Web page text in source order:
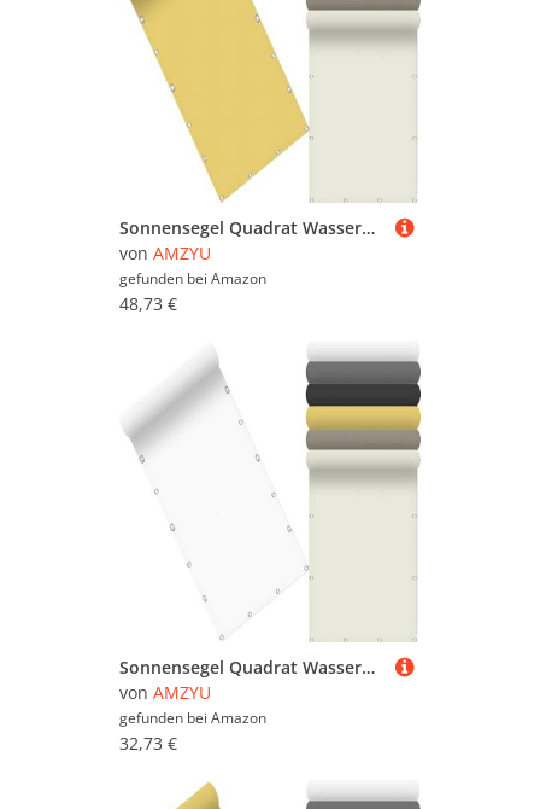
Sonnensegel Quadrat Wasserdicht 145 x 445 cm Seitenmarkise Schattierungsnetz Uv-Schutz Wetterfest Rechteck inkl Befestigungsseile für Camping Patio Schwimmbad, Creme Farben
von AMZYU
gefunden bei Amazon
48,73 €
Sonnensegel Quadrat Wasserdicht 155 x 255 cm Seitenmarkise Schattierungsnetz Rechteckig UV Schutz Windschutz mit Kostenlosem Seil für Balkon Terrasse Garten, Weiß
von AMZYU
gefunden bei Amazon
32,73 €